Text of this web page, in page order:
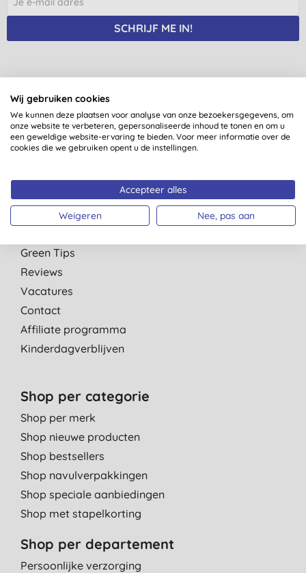
SCHRIJF ME IN!
Je meldt je aan op e-mails van Big Green Smile Europe. Zie ons
privacybeleid
. Je kan je te allen tijde uitschrijven.
voorwaarden.
Over ons
Green Tips
Reviews
Vacatures
Contact
Affiliate programma
Kinderdagverblijven
Shop per categorie
Shop per merk
Shop nieuwe producten
Shop bestsellers
Shop navulverpakkingen
Shop speciale aanbiedingen
Shop met stapelkorting
Shop per departement
Persoonlijke verzorging
Wij gebruiken cookies
We kunnen deze plaatsen voor analyse van onze bezoekersgegevens, om
onze website te verbeteren, gepersonaliseerde inhoud te tonen en om u
een geweldige website-ervaring te bieden. Voor meer informatie over de
cookies die we gebruiken opent u de instellingen.
Accepteer alles
Weigeren Nee, pas aan